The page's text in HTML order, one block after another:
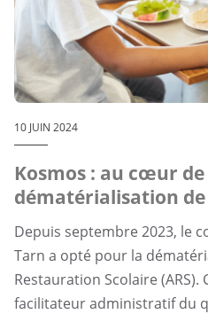
10 JUIN 2024
Kosmos : au cœur de
dématérialisation de
Depuis septembre 2023, le
Tarn a opté pour la
Restauration Scolaire
facilitateur administratif du